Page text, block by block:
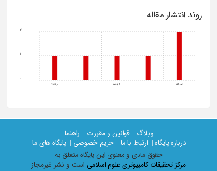
روند انتشار مقاله
1390 1398 1402
0
1
2
وبلاگ | قوانین و مقررات |
راهنما
درباره پایگاه |
ارتباط با ما | حریم خصوصی |
پایگاه های ما
حقوق مادی و معنوی اين پايگاه متعلق به
مرکز تحقیقات کامپیوتری علوم اسلامی است و نشر غیرمجاز